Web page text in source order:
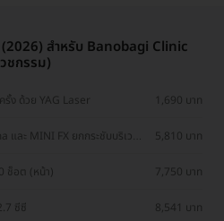
สำหรับ Banobagi Clinic
ชกรรม)
รั้ง ด้วย YAG Laser 1,690 บาท
และ MINI FX ยกกระชับบริเวณ
5,810 บาท
ช็อต (หน้า) 7,750 บาท
ซีซี 8,541 บาท